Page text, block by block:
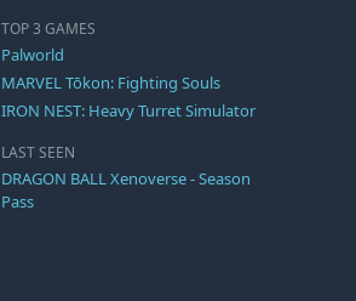
TOP 3 GAMES
Palworld
MARVEL Tōkon: Fighting Souls
IRON NEST: Heavy Turret Simulator
LAST SEEN
DRAGON BALL Xenoverse - Season
Pass